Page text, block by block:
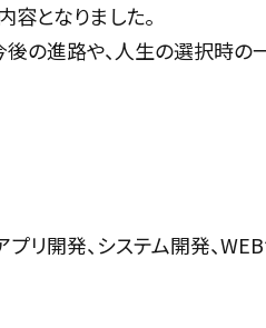
となりました。
の進路や、人生の選択時の
開発、システム開発、WEB